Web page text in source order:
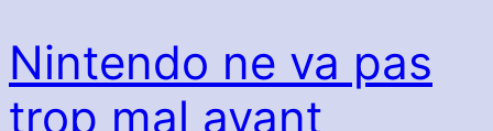
Nintendo ne va pas
trop mal avant